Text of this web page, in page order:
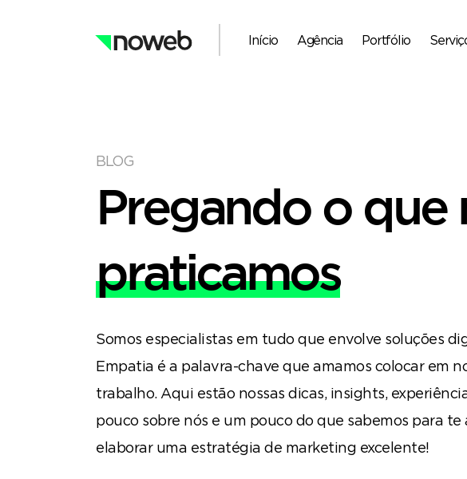
Início Agência Portfólio
BLOG
Pregando o que
praticamos
Somos especialistas em tudo que envolve soluções
Empatia é a palavra-chave que amamos colocar em
trabalho. Aqui estão nossas dicas, insights,
pouco sobre nós e um pouco do que sabemos para te
elaborar uma estratégia de marketing excelente!